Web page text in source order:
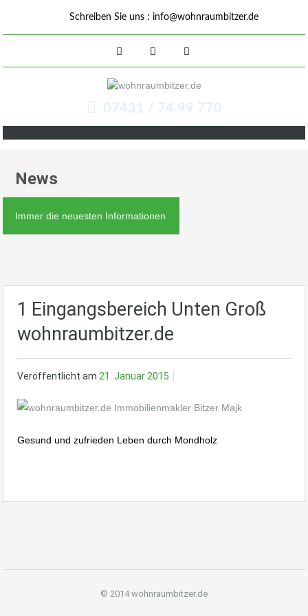
Schreiben Sie uns : info@wohnraumbitzer.de
07431 / 74 99 770
News
Immer die neuesten Informationen
1 Eingangsbereich Unten Groß
wohnraumbitzer.de
Veröffentlicht am 21. Januar 2015
Gesund und zufrieden Leben durch Mondholz
© 2014 wohnraumbitzer.de